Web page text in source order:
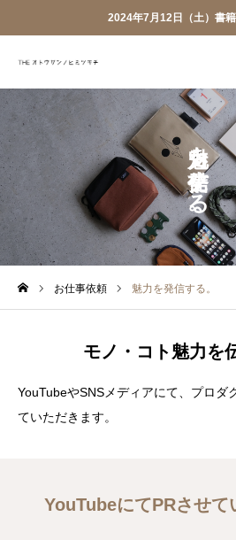
2024年7月12日（土）書籍
魅力を発信する。
お仕事依頼 魅力を発信する。
モノ・コト魅力を
YouTubeやSNSメディアにて、プロダ
ていただきます。
YouTubeにてPRさせて
LINE
X

TOP
ABOUT
お仕事依頼